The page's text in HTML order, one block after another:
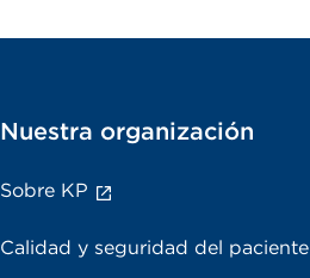
Nuestra organización
Sobre KP
Calidad y seguridad del paciente